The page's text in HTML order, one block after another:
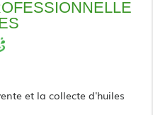
et la collecte d'huiles